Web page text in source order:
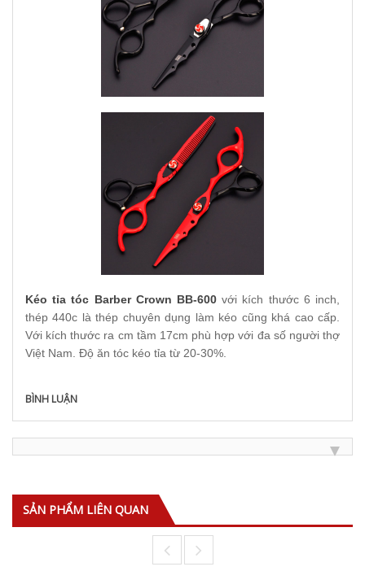
Kéo tỉa tóc Barber Crown BB-600 với kích thước 6 inch,
thép 440c là thép chuyên dụng làm kéo cũng khá cao cấp.
Với kích thước ra cm tầm 17cm phù hợp với đa số người thợ
Việt Nam. Độ ăn tóc kéo tỉa từ 20-30%.
BÌNH LUẬN
SẢN PHẨM LIÊN QUAN